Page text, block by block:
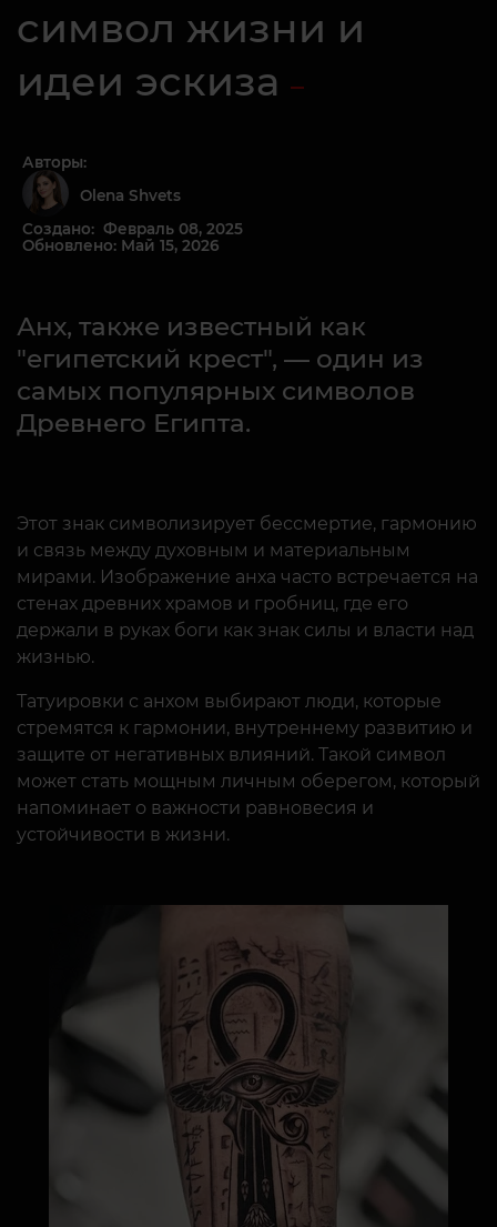
символ жизни и
идеи эскиза
Авторы:
Olena Shvets
Создано: Февраль 08, 2025
Обновлено: Май 15, 2026
Анх, также известный как
"египетский крест", — один из
самых популярных символов
Древнего Египта.
Этот знак символизирует бессмертие, гармонию
и связь между духовным и материальным
мирами. Изображение анха часто встречается на
стенах древних храмов и гробниц, где его
держали в руках боги как знак силы и власти над
жизнью.
Татуировки с анхом выбирают люди, которые
стремятся к гармонии, внутреннему развитию и
защите от негативных влияний. Такой символ
может стать мощным личным оберегом, который
напоминает о важности равновесия и
устойчивости в жизни.